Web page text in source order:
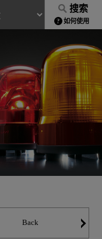
搜索
如何使用
Back